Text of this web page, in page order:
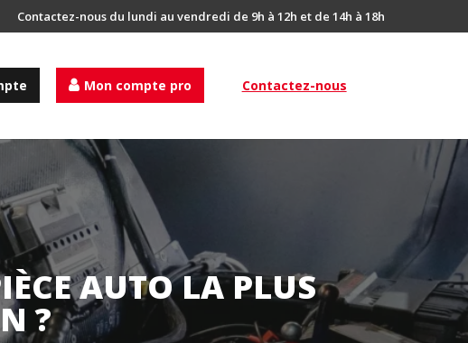
Contactez-nous du lundi au vendredi de 9h à 12h et de 14h à 18h
Mon compte pro Contactez-nous
AUTO LA PLUS
?